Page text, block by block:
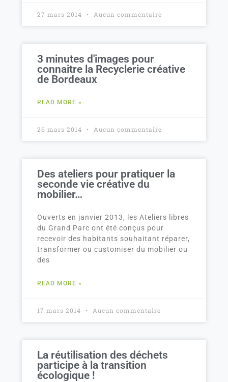
27 mars 2014 Aucun commentaire
3 minutes d'images pour
connaitre la Recyclerie créative
de Bordeaux
READ MORE »
26 mars 2014 Aucun commentaire
Des ateliers pour pratiquer la
seconde vie créative du
mobilier…
Ouverts en janvier 2013, les Ateliers libres
du Grand Parc ont été conçus pour
recevoir des habitants souhaitant réparer,
transformer ou customiser du mobilier ou
des
READ MORE »
17 mars 2014 Aucun commentaire
La réutilisation des déchets
participe à la transition
écologique !